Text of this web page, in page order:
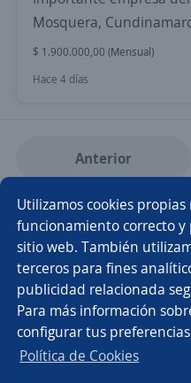
Utilizamos cookies
funcionamiento correcto y
sitio web. También
terceros para fines
publicidad relacionada
Para más información
configurar tus
Política de Cookies
Mosquera,
$ 1.900.000,00 (Mensual)
Hace 4 días
Anterior
Nuevas ofertas de
Empleos similares
Soldador/a Técnico/a
Soldador/a armador
Buscar es
CT App